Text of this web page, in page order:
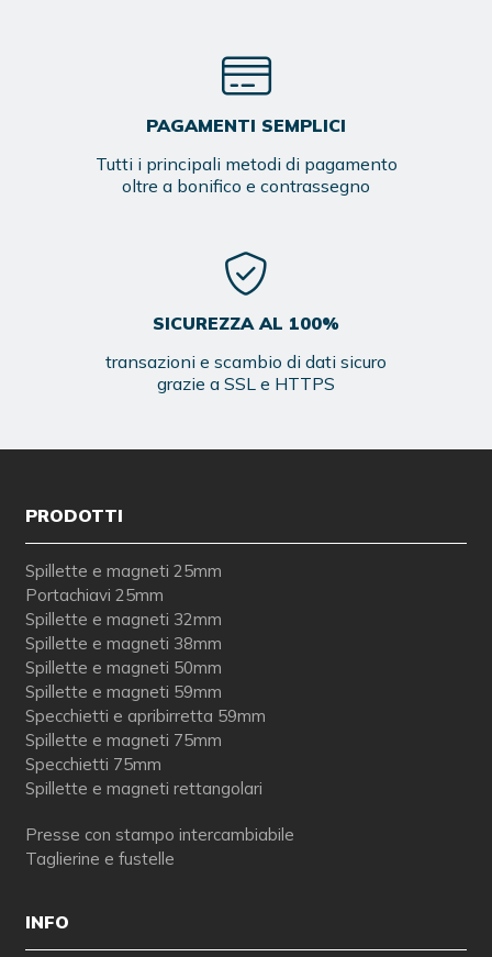
PAGAMENTI SEMPLICI
Tutti i principali metodi di pagamento
oltre a bonifico e contrassegno
SICUREZZA AL 100%
transazioni e scambio di dati sicuro
grazie a SSL e HTTPS
PRODOTTI
Spillette e magneti 25mm
Portachiavi 25mm
Spillette e magneti 32mm
Spillette e magneti 38mm
Spillette e magneti 50mm
Spillette e magneti 59mm
Specchietti e apribirretta 59mm
Spillette e magneti 75mm
Specchietti 75mm
Spillette e magneti rettangolari
Presse con stampo intercambiabile
Taglierine e fustelle
INFO